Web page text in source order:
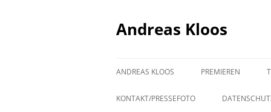
Andreas Kloos
ANDREAS KLOOS PREMIEREN
KONTAKT/PRESSEFOTO